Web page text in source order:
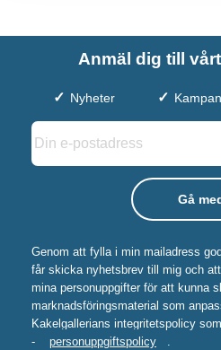
Anmäl dig till
Nyheter
Genom att fylla i min mailadress
får skicka nyhetsbrev till mig och
mina personuppgifter för att kunna
marknadsföringsmaterial som
Kakelgallerians integritetspolicy
-
personuppgiftspolicy .